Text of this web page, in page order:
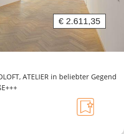
€ 2.611,35
ATELIER in beliebter Gegend